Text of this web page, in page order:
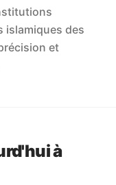
islamiques des
et
à